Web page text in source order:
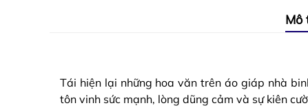
Mô
Tái hiện lại những hoa văn trên áo giáp nhà
tôn vinh sức mạnh, lòng dũng cảm và sự kiên